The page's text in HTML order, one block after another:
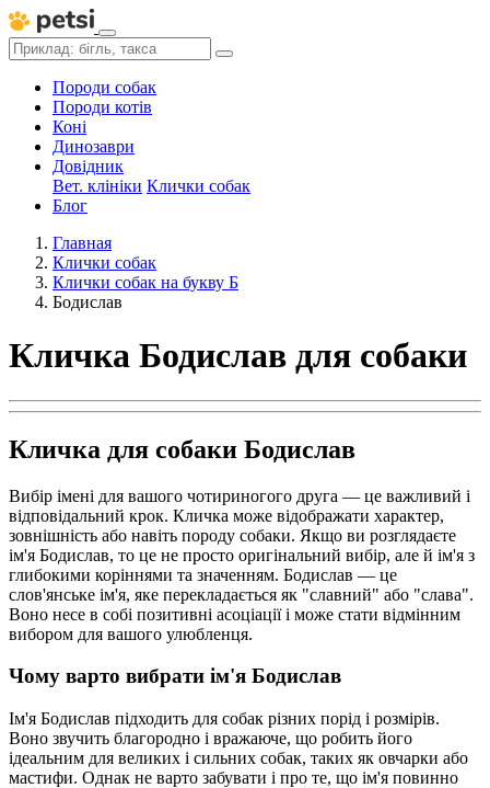
Породи собак
Породи котів
Коні
Динозаври
Довідник
Вет. клініки Клички собак
Блог
Главная
Клички собак
Клички собак на букву Б
Бодислав
Кличка Бодислав для собаки
Кличка для собаки Бодислав
Вибір імені для вашого чотириногого друга — це важливий і
відповідальний крок. Кличка може відображати характер,
зовнішність або навіть породу собаки. Якщо ви розглядаєте
ім'я Бодислав, то це не просто оригінальний вибір, але й ім'я з
глибокими коріннями та значенням. Бодислав — це
слов'янське ім'я, яке перекладається як "славний" або "слава".
Воно несе в собі позитивні асоціації і може стати відмінним
вибором для вашого улюбленця.
Чому варто вибрати ім'я Бодислав
Ім'я Бодислав підходить для собак різних порід і розмірів.
Воно звучить благородно і вражаюче, що робить його
ідеальним для великих і сильних собак, таких як овчарки або
мастифи. Однак не варто забувати і про те, що ім'я повинно